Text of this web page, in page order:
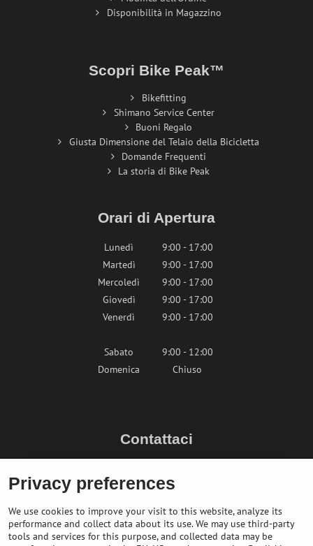
Disponibilità in Magazzino
Scopri Bike Peak™
Bikefitting
Shimano Service Center
Buoni Regalo
Giusta Dimensione del Telaio della Bicicletta
Domande Frequenti
La storia di Bike Peak
Orari di Apertura
Lunedì
9:00 - 17:00
Martedì
9:00 - 17:00
Mercoledì
9:00 - 17:00
Giovedì
9:00 - 17:00
Venerdì
9:00 - 17:00
Sabato
9:00 - 12:00
Domenica
Chiuso
Contattaci
+436764858804 (AT)
Privacy preferences
We use cookies to improve your visit to this website, analyze its
performance and collect data about its use. We may use third-party
tools and services for this purpose, and collected data may be